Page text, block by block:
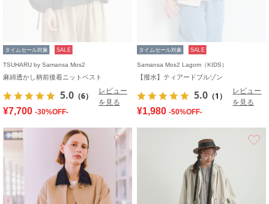
タイムセール対象 SALE
TSUHARU by Samansa Mos2
麻綿透かし柄前後着ニットベスト
5.0 （6）
レビュー
を見る
¥7,700 -30%OFF-
タイムセール対象 SALE
Samansa Mos2 Lagom（KIDS）
【撥水】ティアードブルゾン
5.0 （1）
レビュー
を見る
¥1,980 -50%OFF-